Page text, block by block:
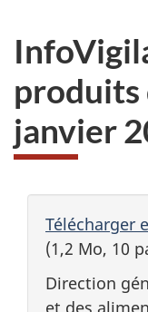
produits
janvier
Télécharger
(1,2 Mo, 10
Direction
et des